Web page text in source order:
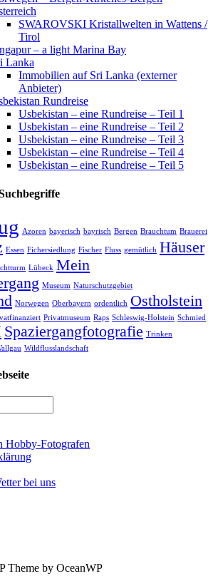
SWAROVSKI Kristallwelten in Wattens /
Tirol
– a light Marina Bay
Lanka
Immobilien auf Sri Lanka (externer
Anbieter)
Rundreise
Usbekistan – eine Rundreise – Teil 1
Usbekistan – eine Rundreise – Teil 2
Usbekistan – eine Rundreise – Teil 3
Usbekistan – eine Rundreise – Teil 4
Usbekistan – eine Rundreise – Teil 5
Azoren bayerisch bayrisch Bergen Brauchtum Brauerei
Essen Fichersiedlung Fischer Fluss gemütlich Häuser
Lübeck Mein
Museum Naturschutzgebiet
Norwegen Oberbayern ordentlich Ostholstein
Privatmuseum Raps Schleswig-Holstein Schmied
Spaziergangfotografie Trinken
Wildflusslandschaft
Hobby-Fotografen
bei uns
Theme by OceanWP